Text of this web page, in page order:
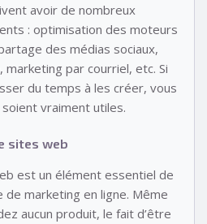
avoir de nombreux
: optimisation des moteurs
des médias sociaux,
marketing par courriel, etc. Si
du temps à les créer, vous
soient vraiment utiles.
sites web
est un élément essentiel de
marketing en ligne. Même
aucun produit, le fait d’être